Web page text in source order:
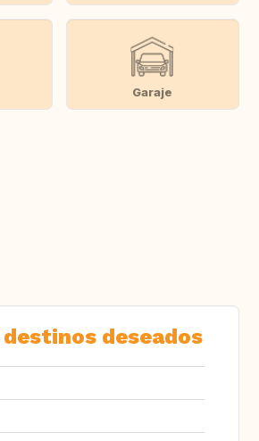
Garaje
deseados